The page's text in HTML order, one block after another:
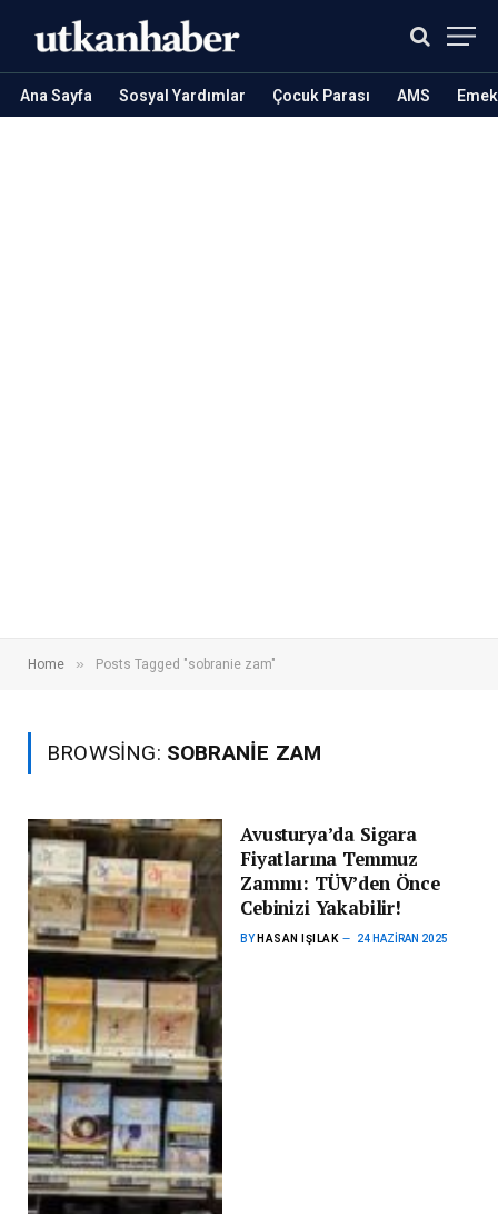
Ana Sayfa Sosyal Yardımlar Çocuk Parası AMS
Home » Posts Tagged "sobranie zam"
BROWSING: SOBRANIE ZAM
Avusturya’da Sigara
Fiyatlarına Temmuz
Zammı: TÜV’den Önce
Cebinizi Yakabilir!
BY HASAN IŞILAK 24 HAZIRAN 2025